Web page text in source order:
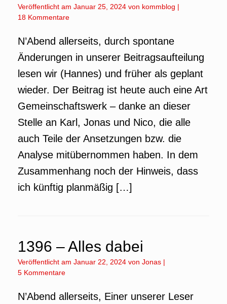
Veröffentlicht am Januar 25, 2024 von kommblog |
18 Kommentare
N’Abend allerseits, durch spontane
Änderungen in unserer Beitragsaufteilung
lesen wir (Hannes) und früher als geplant
wieder. Der Beitrag ist heute auch eine Art
Gemeinschaftswerk – danke an dieser
Stelle an Karl, Jonas und Nico, die alle
auch Teile der Ansetzungen bzw. die
Analyse mitübernommen haben. In dem
Zusammenhang noch der Hinweis, dass
ich künftig planmäßig […]
1396 – Alles dabei
Veröffentlicht am Januar 22, 2024 von Jonas |
5 Kommentare
N’Abend allerseits, Einer unserer Leser